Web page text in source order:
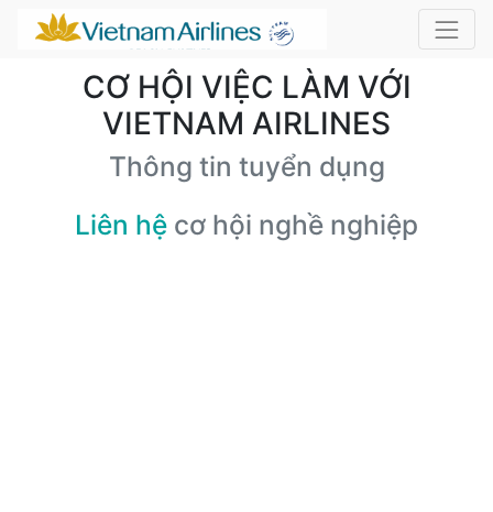
CƠ HỘI VIỆC LÀM VỚI
VIETNAM AIRLINES
Thông tin tuyển dụng
Liên hệ cơ hội nghề nghiệp